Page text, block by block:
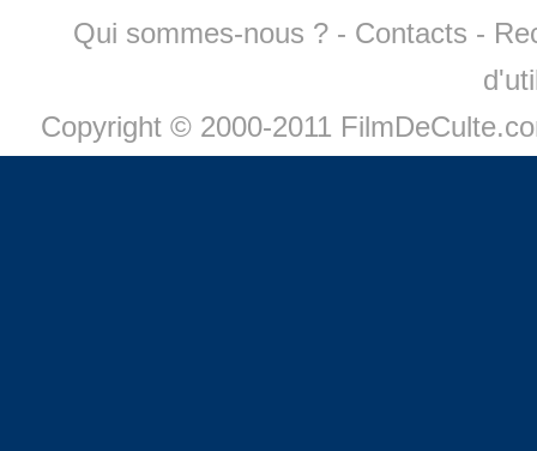
Qui sommes-nous ? - Contacts -
Copyright © 2000-2011